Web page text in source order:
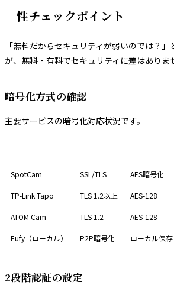
性チェックポイント
「無料だからセキュリティが弱いのでは？
が、無料・有料でセキュリティに差はありま
暗号化方式の確認
主要サービスの暗号化対応状況です。
SpotCam SSL/TLS AES暗号化
TP-Link Tapo TLS 1.2以上 AES-128
ATOM Cam TLS 1.2 AES-128
Eufy（ローカル） P2P暗号化 ローカル保存
2段階認証の設定